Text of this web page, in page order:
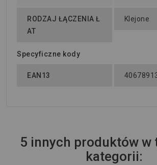
RODZAJ ŁĄCZENIA Ł
AT
Klejone
Specyficzne kody
EAN13
5 innych produktów w
kategorii: